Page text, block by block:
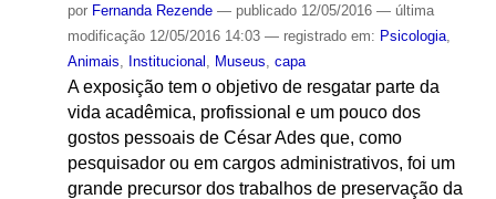
por Fernanda Rezende — publicado12/05/2016 — última
modificação12/05/2016 14:03 — registrado em: Psicologia,
Animais
Institucional Museus capa
A exposição tem o objetivo de resgatar parte da
vida acadêmica, profissional e um pouco dos
gostos pessoais de César Ades que, como
pesquisador ou em cargos administrativos, foi um
grande precursor dos trabalhos de preservação da